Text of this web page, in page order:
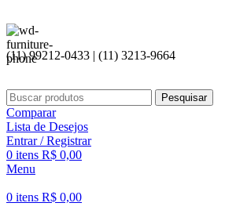
(11) 99212-0433 | (11) 3213-9664
Pesquisar
Comparar
Lista de Desejos
Entrar / Registrar
0 itens R$ 0,00
Menu
0 itens R$ 0,00